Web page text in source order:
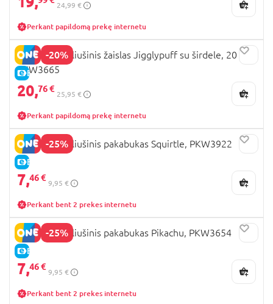
24,99 €
Perkant papildomą prekę internetu
-20%
E-KAINA
POKEMON pliušinis žaislas Jigglypuff su širdele, 20 cm,
PKW3665
20,76 €
25,95 €
Perkant papildomą prekę internetu
-25%
E-KAINA
POKEMON pliušinis pakabukas Squirtle, PKW3922
7,46 €
9,95 €
Perkant bent 2 prekes internetu
-25%
E-KAINA
POKEMON pliušinis pakabukas Pikachu, PKW3654
7,46 €
9,95 €
Perkant bent 2 prekes internetu